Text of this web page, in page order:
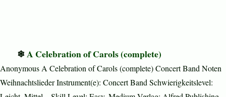
A Celebration of Carols (complete)
Anonymous A Celebration of Carols (complete) Concert Band Noten
Weihnachtslieder Instrument(e): Concert Band Schwierigkeitslevel: